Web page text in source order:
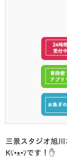
三景スタジオ旭
Kʕ•ᴥ•ʔです！✋